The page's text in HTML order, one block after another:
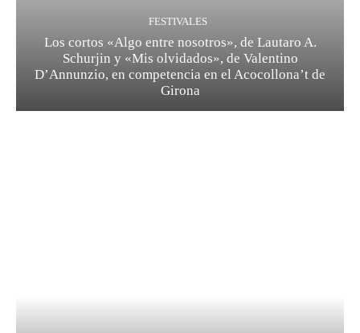
FESTIVALES
Los cortos «Algo entre nosotros», de Lautaro A.
Schurjin y «Mis olvidados», de Valentino
D’Annunzio, en competencia en el Acocollona’t de
Girona